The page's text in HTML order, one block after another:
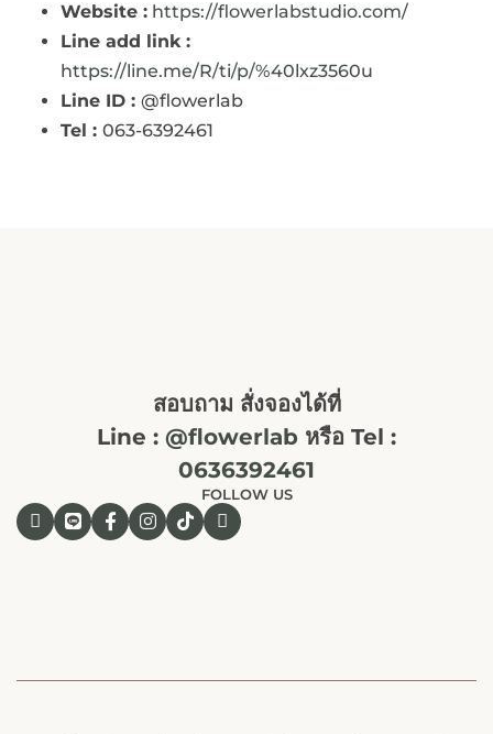
Website : https://flowerlabstudio.com/
Line add link :
https://line.me/R/ti/p/%40lxz3560u
Line ID : @flowerlab
Tel : 063-6392461
สอบถาม สั่งจองได้ที่
Line : @flowerlab หรือ Tel :
0636392461
FOLLOW US